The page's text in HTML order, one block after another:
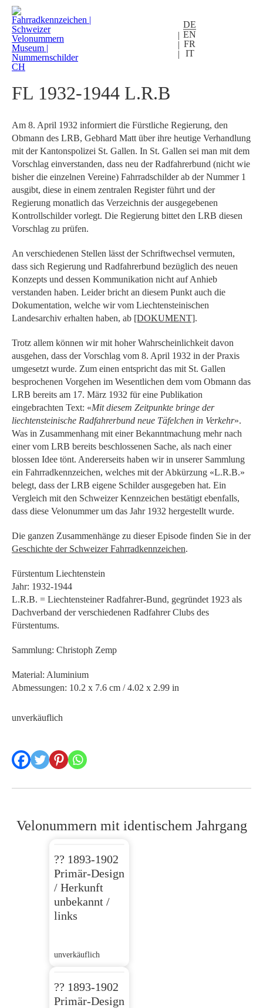
DE
EN
FR
IT
FL 1932-1944 L.R.B
Am 8. April 1932 informiert die Fürstliche Regierung, den
Obmann des LRB, Gebhard Matt über ihre heutige Verhandlung
mit der Kantonspolizei St. Gallen. In St. Gallen sei man mit dem
Vorschlag einverstanden, dass neu der Radfahrerbund (nicht wie
bisher die einzelnen Vereine) Fahrradschilder ab der Nummer 1
ausgibt, diese in einem zentralen Register führt und der
Regierung monatlich das Verzeichnis der ausgegebenen
Kontrollschilder vorlegt. Die Regierung bittet den LRB diesen
Vorschlag zu prüfen.
An verschiedenen Stellen lässt der Schriftwechsel vermuten,
dass sich Regierung und Radfahrerbund bezüglich des neuen
Konzepts und dessen Kommunikation nicht auf Anhieb
verstanden haben. Leider bricht an diesem Punkt auch die
Dokumentation, welche wir vom Liechtensteinischen
Landesarchiv erhalten haben, ab [DOKUMENT].
Trotz allem können wir mit hoher Wahrscheinlichkeit davon
ausgehen, dass der Vorschlag vom 8. April 1932 in der Praxis
umgesetzt wurde. Zum einen entspricht das mit St. Gallen
besprochenen Vorgehen im Wesentlichen dem vom Obmann das
LRB bereits am 17. März 1932 für eine Publikation
eingebrachten Text: «Mit diesem Zeitpunkte bringe der
liechtensteinische Radfahrerbund neue Täfelchen in Verkehr».
Was in Zusammenhang mit einer Bekanntmachung mehr nach
einer vom LRB bereits beschlossenen Sache, als nach einer
blossen Idee tönt. Andererseits haben wir in unserer Sammlung
ein Fahrradkennzeichen, welches mit der Abkürzung «L.R.B.»
belegt, dass der LRB eigene Schilder ausgegeben hat. Ein
Vergleich mit den Schweizer Kennzeichen bestätigt ebenfalls,
dass diese Velonummer um das Jahr 1932 hergestellt wurde.
Die ganzen Zusammenhänge zu dieser Episode finden Sie in der
Geschichte der Schweizer Fahrradkennzeichen.
Fürstentum Liechtenstein
Jahr: 1932-1944
L.R.B. = Liechtensteiner Radfahrer-Bund, gegründet 1923 als
Dachverband der verschiedenen Radfahrer Clubs des
Fürstentums.
Sammlung: Christoph Zemp
Material: Aluminium
Abmessungen: 10.2 x 7.6 cm / 4.02 x 2.99 in
unverkäuflich
Velonummern mit identischem Jahrgang
?? 1893-1902
Primär-Design
/ Herkunft
unbekannt /
links
unverkäuflich
?? 1893-1902
Primär-Design